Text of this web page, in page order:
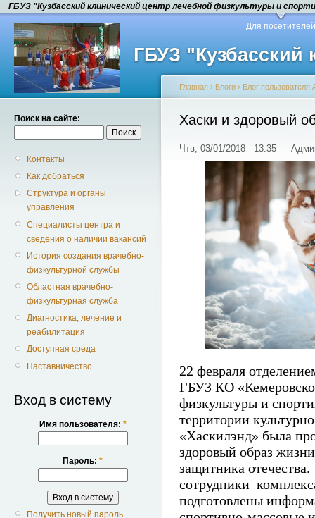
ГБУЗ "Кузбасский клинический центр лечебной физкультуры и
ГБУЗ
Для посетителей
Поиск на сайте:
Контакты
Как добраться
Структура и органы
управления
Специалисты центра и
сведения о наличии вакансий
История создания врачебно-
физкультурной службы
Областная врачебно-
физкультурная служба
Диагностика, лечение и
реабилитация
Доступная среда
Наставничество
Вход в систему
Имя пользователя: *
Пароль: *
Получить новый пароль
Главная › Блоги › Блог пользователя
Хаски и здоровый
Чтв, 03/01/2018 - 13:35 —
22 февраля
ГБУЗ КО
физкультуры и
территории
«Хаскилэнд» была
здоровый образ
защитника
сотрудники
подготовлены